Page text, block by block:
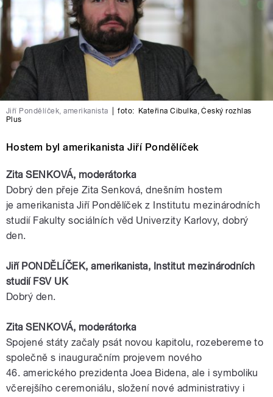
Jiří Pondělíček, amerikanista foto: Kateřina Cibulka,Český rozhlas
Plus
Hostem byl amerikanista Jiří Pondělíček
Zita SENKOVÁ, moderátorka
Dobrý den přeje Zita Senková, dnešním hostem
jeamerikanista Jiří Pondělíček z Institutu mezinárodních
studií Fakulty sociálních věd Univerzity Karlovy, dobrý
den.
Jiří PONDĚLÍČEK, amerikanista, Institut mezinárodních
studií FSV UK
Dobrý den.
Zita SENKOVÁ, moderátorka
Spojené státy začaly psát novou kapitolu, rozebereme to
společně s inauguračním projevem nového
46. amerického prezidenta Joea Bidena, ale i symboliku
včerejšího ceremoniálu, složení nové administrativy i